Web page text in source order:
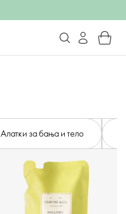
Алатки за бања и тело